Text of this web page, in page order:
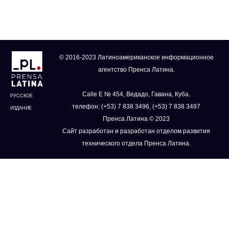
РУССКОЕ
ИЗДАНИЕ
© 2016-2023 Латиноамериканское информационное
агентство Пренса Латина.
Calle E № 454, Ведадо, Гавана, Куба.
телефон: (+53) 7 838 3496, (+53) 7 838 3497
Пренса Латина © 2023
Сайт разработан и разработан отделом развития
технического отдела Пренса Латина.